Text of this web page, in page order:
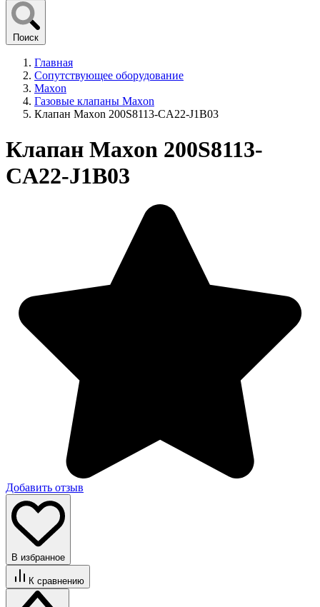
Поиск
Главная
Сопутствующее оборудование
Maxon
Газовые клапаны Maxon
Клапан Maxon 200S8113-CA22-J1B03
Клапан Maxon 200S8113-
CA22-J1B03
Добавить отзыв
В избранное
К сравнению